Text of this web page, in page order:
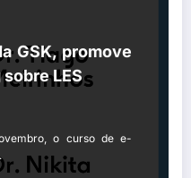
GSK, promove
LES
o curso de e-